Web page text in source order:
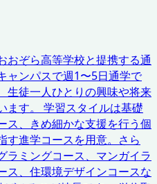
おぞら高等学校と提携する通
ャンパスで週1〜5日通学で
生徒一人ひとりの興味や将来
ます。 学習スタイルは基礎
ス、きめ細かな支援を行う個
す進学コースを用意。さら
ラミングコース、マンガイラ
ス、住環境デザインコースな